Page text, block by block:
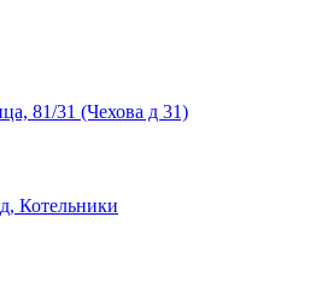
81/31 (Чехова д 31)
Котельники